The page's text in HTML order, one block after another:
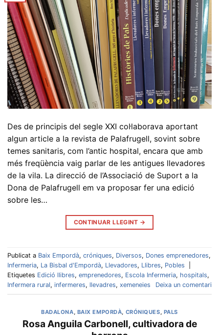
Des de principis del segle XXI col·laborava aportant
algun article a la revista de Palafrugell, sovint sobre
temes sanitaris, com l’antic hospital, encara que amb
més freqüència vaig parlar de les antigues llevadores
de la vila. La direcció de l’Associació de Suport a la
Dona de Palafrugell em va proposar fer una edició
sobre les…
CONTINUAR LLEGINT →
Publicat a Baix Empordà, cróniques, Diversos, Dones emprenedores,
Infermeria, La Bisbal d'Empordà, Llevadores, Llibres, Pobles
Etiquetes Edició llibres, emprenedores, Escola Infermeria, hospitals,
Infermera rural, infermeres, llevadres, xemeneies Deixa un comentari
BADALONA, BAIX EMPORDÀ, CRÓNIQUES, PALS
Rosa Anguila Carbonell, cultivadora de